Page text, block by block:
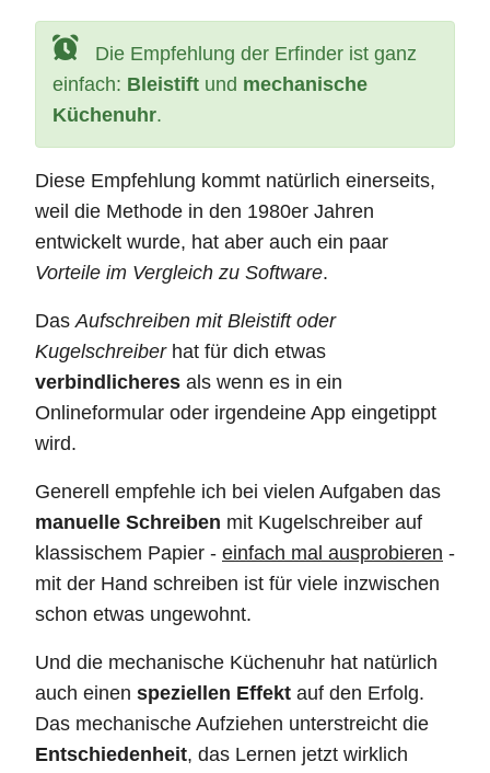
Die Empfehlung der Erfinder ist ganz
einfach: Bleistift und mechanische
Küchenuhr.
Diese Empfehlung kommt natürlich einerseits,
weil die Methode in den 1980er Jahren
entwickelt wurde, hat aber auch ein paar
Vorteile im Vergleich zu Software.
DasAufschreiben mit Bleistift oder
Kugelschreiberhat für dich etwas
verbindlicheres als wenn es in ein
Onlineformular oder irgendeine App eingetippt
wird.
Generell empfehle ich bei vielen Aufgaben das
manuelle Schreiben mit Kugelschreiber auf
klassischem Papier - einfach mal ausprobieren -
mit der Hand schreiben ist für viele inzwischen
schon etwas ungewohnt.
Und die mechanische Küchenuhr hat natürlich
auch einen speziellen Effekt auf den Erfolg.
Das mechanische Aufziehen unterstreicht die
Entschiedenheit, das Lernen jetzt wirklich